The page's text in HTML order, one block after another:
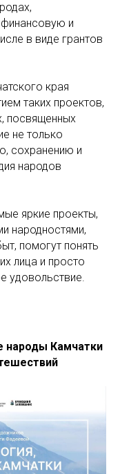
и
в виде грантов
края
таких проектов,
посвященных
не только
сохранению и
народов
яркие проекты,
народностями,
помогут понять
лица и просто
удовольствие.
народы Камчатки